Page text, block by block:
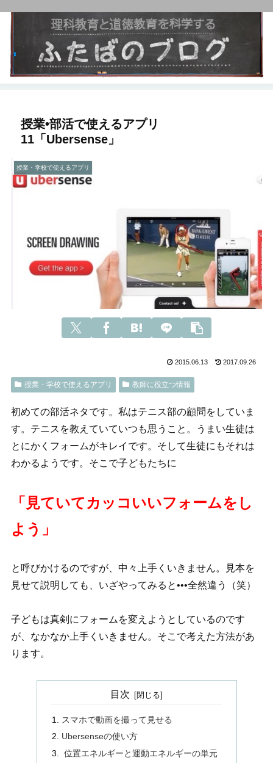
授業•部活で使えるアプリ
11「Ubersense」
授業・学校で使えるアプリ
2015.06.13 2017.09.26
授業・学校で使えるアプリ 教師に役立つ情報
初めての部活ネタです。私はテニス部の顧問をしていま
す。テニスを教えていていつも思うこと。うまい生徒は
とにかくフォームがキレイです。そして生徒にもそれは
わかるようです。そこで子どもたちに
「見ていてカッコいいフォームをし
よう」
と呼びかけるのですが、中々上手くいきません。見本を
見せて説明しても、いざやってみると•••全然違う（笑）
子どもは真剣にフォームを変えようとしているのです
が、なかなか上手くいきません。そこで考えた方法があ
ります。
目次
スマホで動画を撮って見せる
Ubersenseの使い方
位置エネルギーと運動エネルギーの単元